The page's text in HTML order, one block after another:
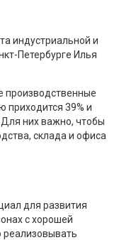
индустриальной и
Петербурге Илья
производственные
приходится 39% и
Для них важно, чтобы
склада и офиса
для развития
с хорошей
реализовывать